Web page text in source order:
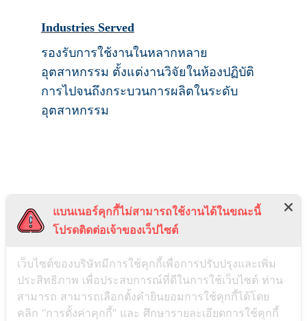
Industries Served
รองรับการใช้งานในหลากหลาย
อุตสาหกรรม ตั้งแต่งานวิจัยในห้องปฏิบัติ
การไปจนถึงกระบวนการผลิตในระดับ
อุตสาหกรรม
Apex Chemicals จำหน่ายวัสดุนาโน พอลิ
เมอร์เกรดวิจัย และสารโลหะออกไซด์
ครบถ้วนและทีมผู้เชี่ยวชาญที่พร้อมให้คำ
แนะนำในการเลือกใช้สารเคมี
แบนเนอร์คุกกี้ไม่สามารถใช้งานได้ในขณะนี้
โปรดติดต่อเจ้าของเว็ปไซต์
เว็บไซต์ของบริษัทมีการใช้คุกกี้เพื่อการปรับปรุงและเพิ่ม
ประสิทธิภาพ เพื่อประสบการณ์ที่ดีในการใช้เว็บไซต์ ท่าน
สามารถ สามารถเลือกตั้งคำยินยอมการใช้คุกกี้ได้โดย
คลิก “การตั้งค่าคุกกี้” และ ศึกษารายละเอียดการใช้คุกกี้